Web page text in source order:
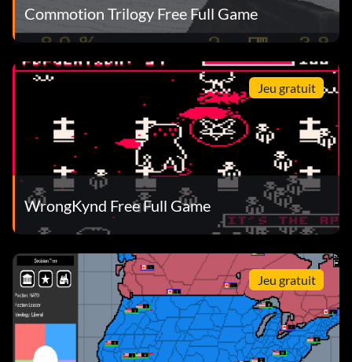
Commotion Trilogy Free Full Game
Jeu gratuit
WrongKynd Free Full Game
Jeu gratuit